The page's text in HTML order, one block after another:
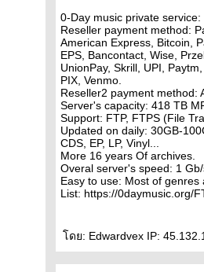
0-Day music private
Reseller payment method:
American Express, Bitcoin,
EPS, Bancontact, Wise,
UnionPay, Skrill, UPI,
PIX, Venmo.
Reseller2 payment method:
Server's capacity: 418 TB
Support: FTP, FTPS (File
Updated on daily: 30GB-
CDS, EP, LP, Vinyl...
More 16 years Of archives.
Overal server's speed: 1 Gb/
Easy to use: Most of genres
List: https://0daymusic.org/
ดย: Edwardvex IP: